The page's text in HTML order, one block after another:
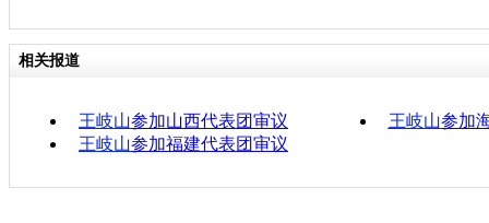
相关报道
王岐山参加山西代表团审议 王岐山参加
王岐山参加福建代表团审议